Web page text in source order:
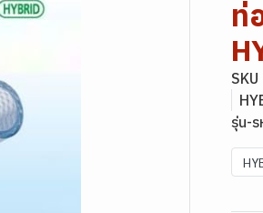
ท่
รุ่น-